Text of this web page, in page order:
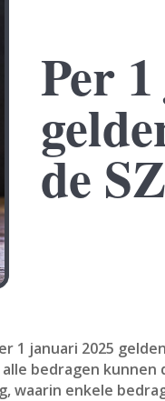
Per
de
januari 2025
bedragen kunnen
enkele